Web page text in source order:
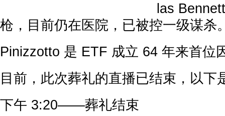
las
枪，目前仍在医院，已被控一级谋杀
Pinizzotto 是 ETF 成立 64 年来首位
目前，此次葬礼的直播已结束，以下
下午 3:20——葬礼结束